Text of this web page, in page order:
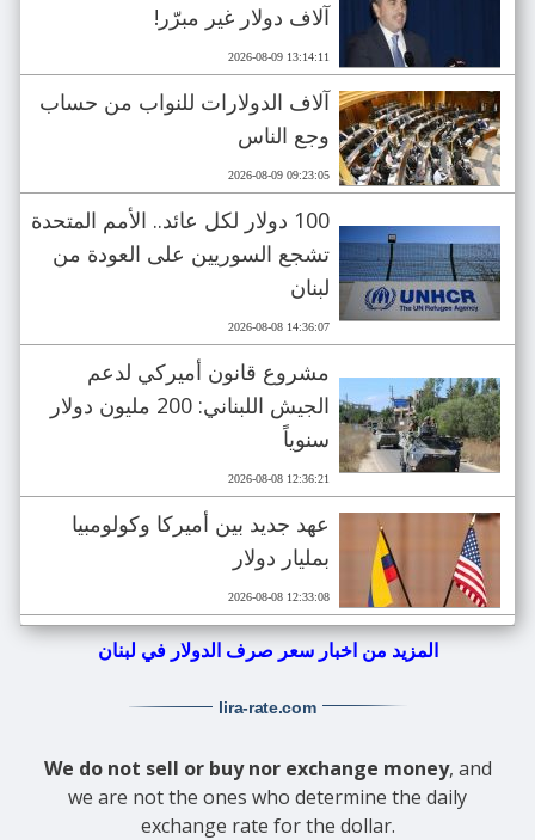
آلاف دولار غير مبرّر!
2026-08-09 13:14:11
آلاف الدولارات للنواب من حساب
وجع الناس
2026-08-09 09:23:05
100 دولار لكل عائد.. الأمم المتحدة
تشجع السوريين على العودة من
لبنان
2026-08-08 14:36:07
مشروع قانون أميركي لدعم
الجيش اللبناني: 200 مليون دولار
سنوياً
2026-08-08 12:36:21
عهد جديد بين أميركا وكولومبيا
بمليار دولار
2026-08-08 12:33:08
المزيد من اخبار سعر صرف الدولار في لبنان
lira-rate.com
We do not sell or buy nor exchange money, and
we are not the ones who determine the daily
exchange rate for the dollar.